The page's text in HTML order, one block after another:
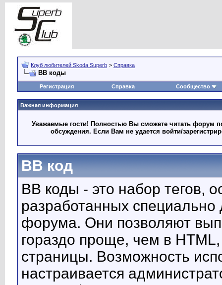
Клуб любителей Skoda Superb > Справка
BB коды
Регистрация Справка Сообщество
Важная информация
Уважаемые гости! Полностью Вы сможете читать форум
обсуждения. Если Вам не удается войти/
BB код
BB коды - это набор тегов,
разработанных
форума. Они позволяют
гораздо проще, чем в
страницы. Возможность
настраивается